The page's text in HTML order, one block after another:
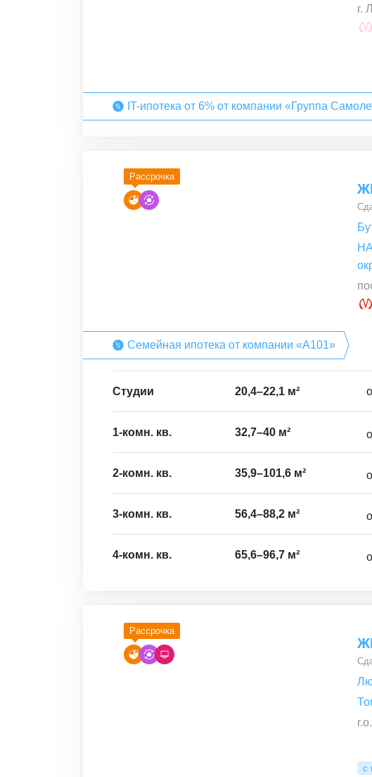
г.
IT-ипотека от 6% от компании «Группа
Рассрочка
Семейная ипотека от компании «А101»
Студии 20,4–22,1 м²
1-комн. кв. 32,7–40 м²
2-комн. кв. 35,9–101,6 м²
3-комн. кв. 56,4–88,2 м²
4-комн. кв. 65,6–96,7 м²
Рассрочка
с